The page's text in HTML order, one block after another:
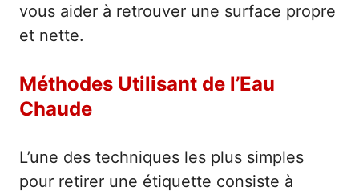
vous aider à retrouver une surface propre
et nette.
Méthodes Utilisant de l’Eau
Chaude
L’une des techniques les plus simples
pour retirer une étiquette consiste à